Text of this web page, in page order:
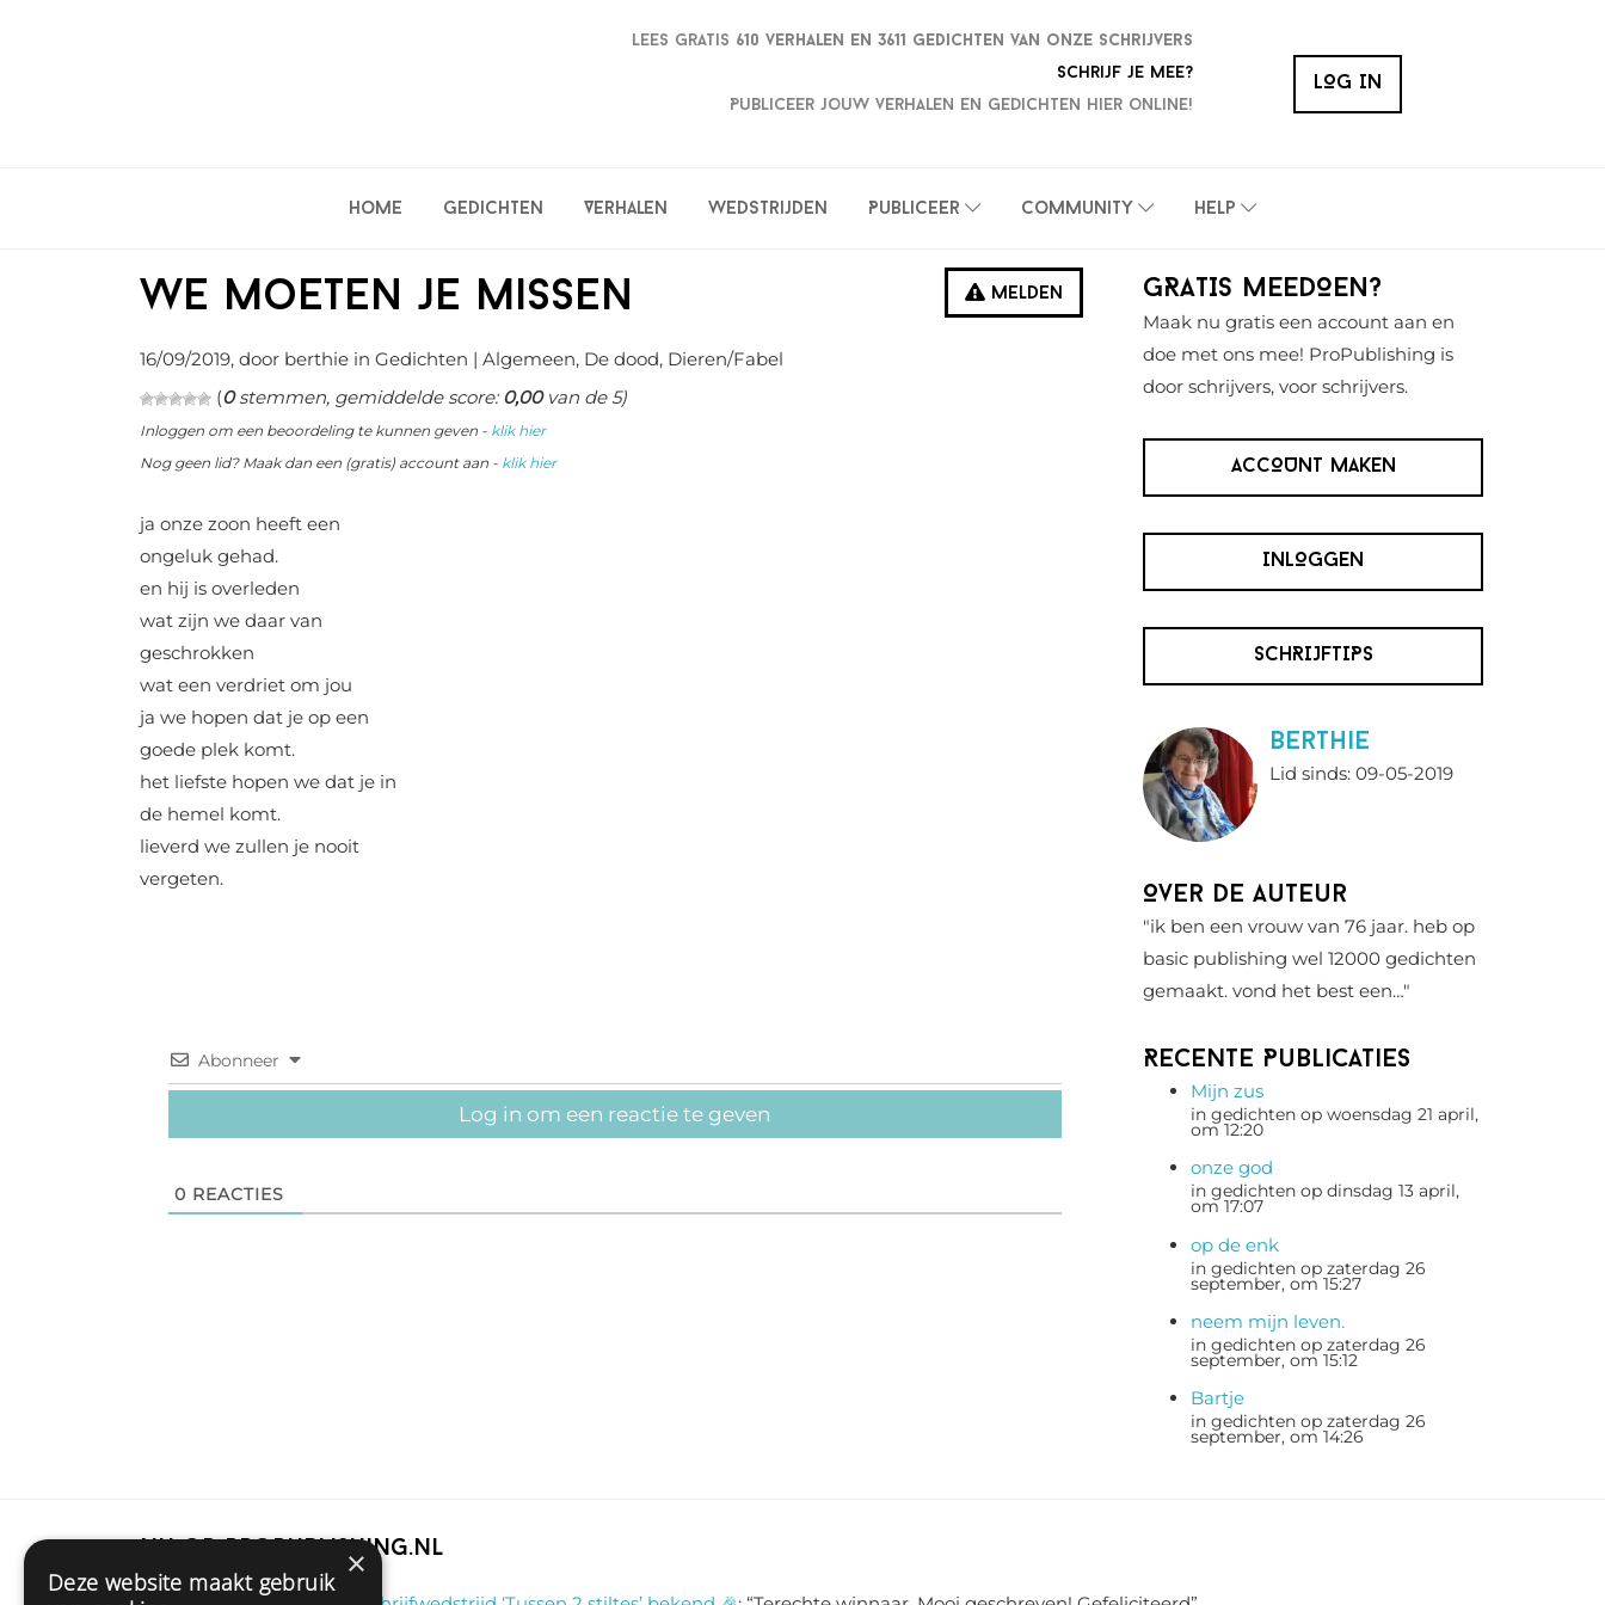
Lees gratis 610 verhalen en 3611 gedichten van onze schrijvers
Schrijf je mee?
Publiceer jouw verhalen en gedichten hier online!
LOG IN
Home Gedichten Verhalen Wedstrijden Publiceer Community Help
Melden
we moeten je missen
16/09/2019, door berthie in Gedichten | Algemeen, De dood, Dieren/Fabel
(0stemmen, gemiddelde score:0,00van de 5)
Inloggen om een beoordeling te kunnen geven - klik hier
Nog geen lid? Maak dan een (gratis) account aan - klik hier
ja onze zoon heeft een
ongeluk gehad.
en hij is overleden
wat zijn we daar van
geschrokken
wat een verdriet om jou
ja we hopen dat je op een
goede plek komt.
het liefste hopen we dat je in
de hemel komt.
lieverd we zullen je nooit
vergeten.
Abonneer
Log in om een reactie te geven
0 REACTIES
Primaire
Sidebar
GRATIS MEEDOEN?
Maak nu gratis een account aan en
doe met ons mee! ProPublishing is
door schrijvers, voor schrijvers.
ACCOUNT MAKEN
INLOGGEN
SCHRIJFTIPS
berthie
Lid sinds: 09-05-2019
Over de auteur
"ik ben een vrouw van 76 jaar. heb op
basic publishing wel 12000 gedichten
gemaakt. vond het best een…"
Recente Publicaties
Mijn zus
in gedichten op woensdag 21 april,
om 12:20
onze god
in gedichten op dinsdag 13 april,
om 17:07
op de enk
in gedichten op zaterdag 26
september, om 15:27
neem mijn leven.
in gedichten op zaterdag 26
september, om 15:12
Bartje
in gedichten op zaterdag 26
september, om 14:26
Nu op Propublishing.nl
×
Deze website maakt gebruik